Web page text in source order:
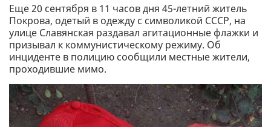
Еще 20 сентября в 11 часов дня 45-летний житель
Покрова, одетый в одежду с символикой СССР, на
улице Славянская раздавал агитационные флажки и
призывал к коммунистическому режиму. Об
инциденте в полицию сообщили местные жители,
проходившие мимо.